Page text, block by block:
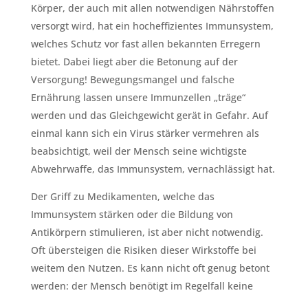
Körper, der auch mit allen notwendigen Nährstoffen
versorgt wird, hat ein hocheffizientes Immunsystem,
welches Schutz vor fast allen bekannten Erregern
bietet. Dabei liegt aber die Betonung auf der
Versorgung! Bewegungsmangel und falsche
Ernährung lassen unsere Immunzellen „träge“
werden und das Gleichgewicht gerät in Gefahr. Auf
einmal kann sich ein Virus stärker vermehren als
beabsichtigt, weil der Mensch seine wichtigste
Abwehrwaffe, das Immunsystem, vernachlässigt hat.
Der Griff zu Medikamenten, welche das
Immunsystem stärken oder die Bildung von
Antikörpern stimulieren, ist aber nicht notwendig.
Oft übersteigen die Risiken dieser Wirkstoffe bei
weitem den Nutzen. Es kann nicht oft genug betont
werden: der Mensch benötigt im Regelfall keine